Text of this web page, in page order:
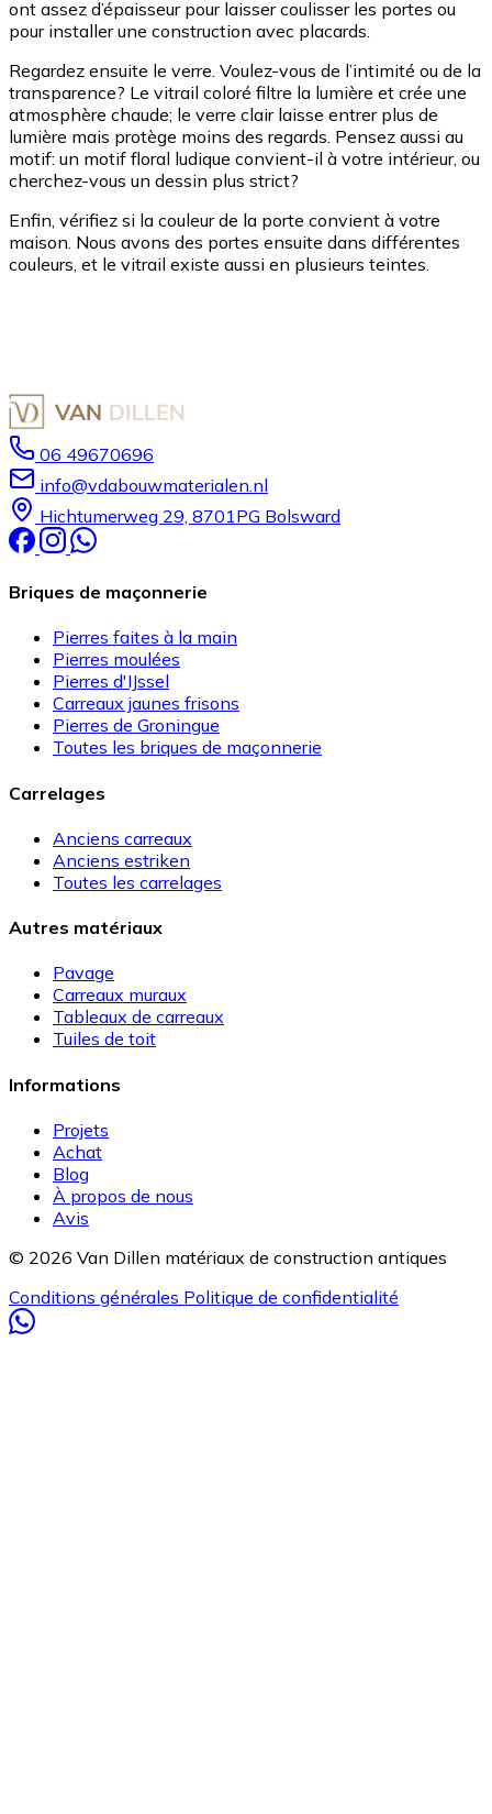
ont assez d’épaisseur pour laisser coulisser les portes ou
pour installer une construction avec placards.
Regardez ensuite le verre. Voulez-vous de l’intimité ou de la
transparence? Le vitrail coloré filtre la lumière et crée une
atmosphère chaude; le verre clair laisse entrer plus de
lumière mais protège moins des regards. Pensez aussi au
motif: un motif floral ludique convient-il à votre intérieur, ou
cherchez-vous un dessin plus strict?
Enfin, vérifiez si la couleur de la porte convient à votre
maison. Nous avons des portes ensuite dans différentes
couleurs, et le vitrail existe aussi en plusieurs teintes.
06 49670696
info@vdabouwmaterialen.nl
Hichtumerweg 29, 8701PG Bolsward
Briques de maçonnerie
Pierres faites à la main
Pierres moulées
Pierres d'IJssel
Carreaux jaunes frisons
Pierres de Groningue
Toutes les briques de maçonnerie
Carrelages
Anciens carreaux
Anciens estriken
Toutes les carrelages
Autres matériaux
Pavage
Carreaux muraux
Tableaux de carreaux
Tuiles de toit
Informations
Projets
Achat
Blog
À propos de nous
Avis
© 2026 Van Dillen matériaux de construction antiques
Conditions générales Politique de confidentialité